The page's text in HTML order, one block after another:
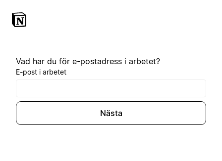
Vad har du för e-postadress i arbetet?
E-post i arbetet
Nästa